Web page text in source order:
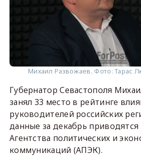
Михаил Развожаев. Фото: Тарас
Губернатор Севастополя
занял 33 место в рейтинге
руководителей российских
данные за декабрь
Агентства политических и
коммуникаций (АПЭК).